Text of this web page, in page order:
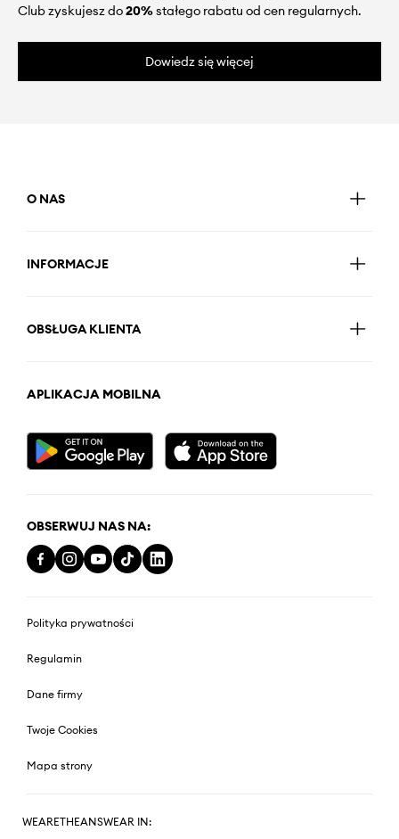
Club zyskujesz do20%stałego rabatu od cen regularnych.
Dowiedz się więcej
O NAS
INFORMACJE
OBSŁUGA KLIENTA
APLIKACJA MOBILNA
OBSERWUJ NAS NA:
Polityka prywatności
Regulamin
Dane firmy
Twoje Cookies
Mapa strony
WEARETHEANSWEAR IN: